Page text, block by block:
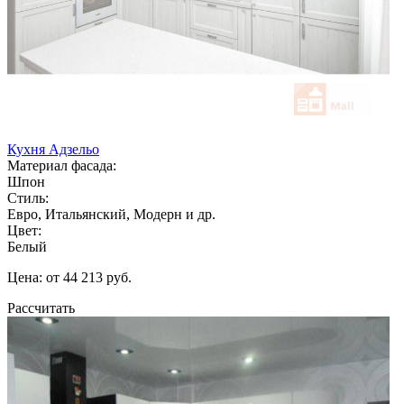
Кухня Адзельо
Материал фасада:
Шпон
Стиль:
Евро, Итальянский, Модерн и др.
Цвет:
Белый
Цена: от 44 213 руб.
Рассчитать